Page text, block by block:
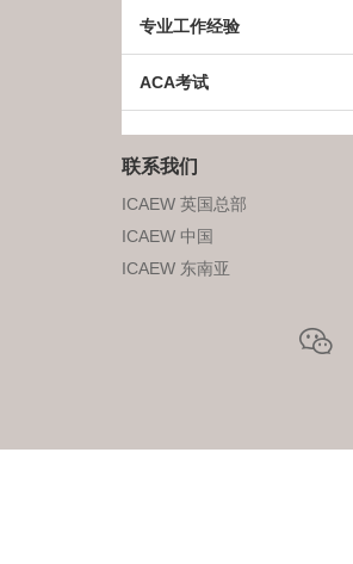
专业工作经验
ACA考试
常见问题
联系我们
ICAEW 英国总部
ICAEW 中国
ICAEW 东南亚